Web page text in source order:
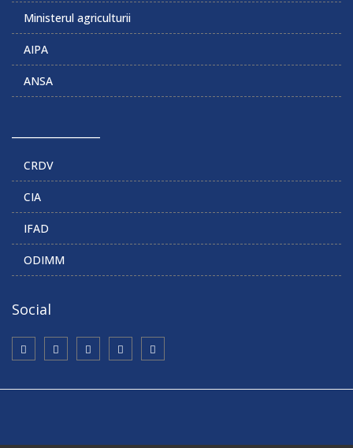
Ministerul agriculturii
AIPA
ANSA
CRDV
CIA
IFAD
ODIMM
Social